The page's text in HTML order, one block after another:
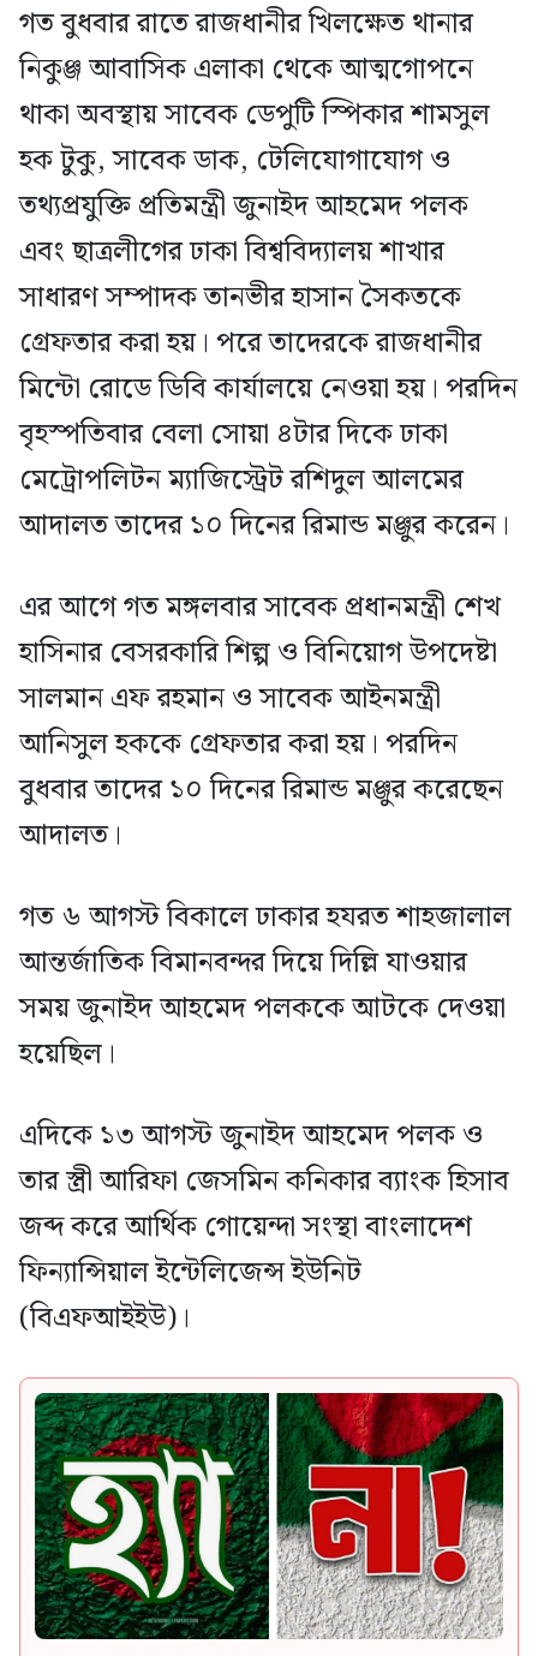
গত বুধবার রাতে রাজধানীর খিলক্ষেত থানার
নিকুঞ্জ আবাসিক এলাকা থেকে আত্মগোপনে
থাকা অবস্থায় সাবেক ডেপুটি স্পিকার শামসুল
হক টুকু, সাবেক ডাক, টেলিযোগাযোগ ও
তথ্যপ্রযুক্তি প্রতিমন্ত্রী জুনাইদ আহমেদ পলক
এবং ছাত্রলীগের ঢাকা বিশ্ববিদ্যালয় শাখার
সাধারণ সম্পাদক তানভীর হাসান সৈকতকে
গ্রেফতার করা হয়। পরে তাদেরকে রাজধানীর
মিন্টো রোডে ডিবি কার্যালয়ে নেওয়া হয়। পরদিন
বৃহস্পতিবার বেলা সোয়া ৪টার দিকে ঢাকা
মেট্রোপলিটন ম্যাজিস্ট্রেট রশিদুল আলমের
আদালত তাদের ১০ দিনের রিমান্ড মঞ্জুর করেন।
এর আগে গত মঙ্গলবার সাবেক প্রধানমন্ত্রী শেখ
হাসিনার বেসরকারি শিল্প ও বিনিয়োগ উপদেষ্টা
সালমান এফ রহমান ও সাবেক আইনমন্ত্রী
আনিসুল হককে গ্রেফতার করা হয়। পরদিন
বুধবার তাদের ১০ দিনের রিমান্ড মঞ্জুর করেছেন
আদালত।
গত ৬ আগস্ট বিকালে ঢাকার হযরত শাহজালাল
আন্তর্জাতিক বিমানবন্দর দিয়ে দিল্লি যাওয়ার
সময় জুনাইদ আহমেদ পলককে আটকে দেওয়া
হয়েছিল।
এদিকে ১৩ আগস্ট জুনাইদ আহমেদ পলক ও
তার স্ত্রী আরিফা জেসমিন কনিকার ব্যাংক হিসাব
জব্দ করে আর্থিক গোয়েন্দা সংস্থা বাংলাদেশ
ফিন্যান্সিয়াল ইন্টেলিজেন্স ইউনিট
(বিএফআইইউ)।